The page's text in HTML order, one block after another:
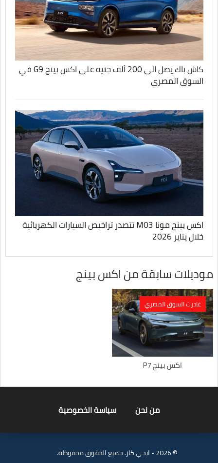
كاش باك يصل الى 200 ألف جنيه على اكس بينج G9 في
السوق المصري
اكس بينج مونا M03 تتصدر تراخيص السيارات الكهربائية
خلال يناير 2026
موديلات سابقة من اكس بينج
غادرت السوق المصري
اكس بينج P7
من نحن سياسة الخصوصية
© 2026 - ايجي كار. جميع الحقوق محفوظة.